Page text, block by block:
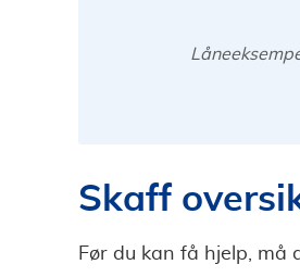
Skaff
Før du kan få hjelp, må